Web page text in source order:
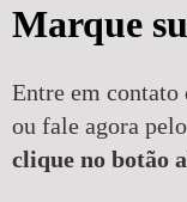
Marque
Entre em
ou fale agora
clique no botão